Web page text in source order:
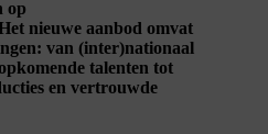
op
nieuwe aanbod omvat
van (inter)nationaal
talenten tot
en vertrouwde